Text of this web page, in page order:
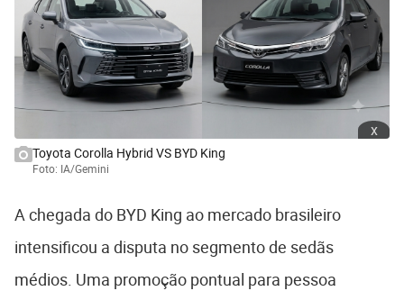
x
Toyota Corolla Hybrid VS BYD King
Foto: IA/Gemini
A chegada do BYD King ao mercado brasileiro
intensificou a disputa no segmento de sedãs
médios. Uma promoção pontual para pessoa